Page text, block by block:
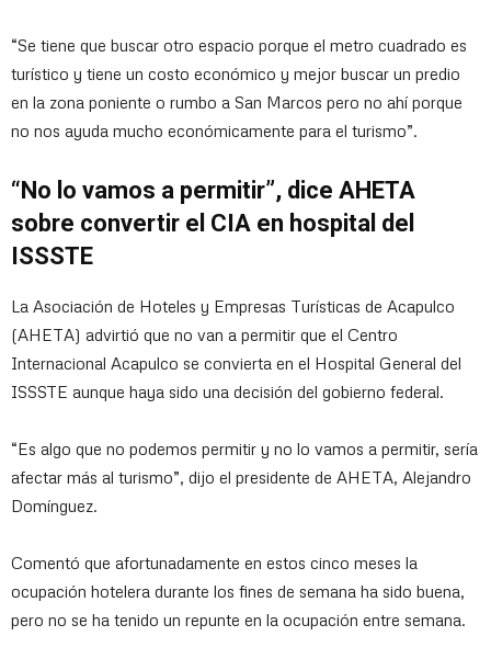
“Se tiene que buscar otro espacio porque el metro cuadrado es
turístico y tiene un costo económico y mejor buscar un predio
en la zona poniente o rumbo a San Marcos pero no ahí porque
no nos ayuda mucho económicamente para el turismo”.
“No lo vamos a permitir”, dice AHETA
sobre convertir el CIA en hospital del
ISSSTE
La Asociación de Hoteles y Empresas Turísticas de Acapulco
(AHETA) advirtió que no van a permitir que el Centro
Internacional Acapulco se convierta en el Hospital General del
ISSSTE aunque haya sido una decisión del gobierno federal.
“Es algo que no podemos permitir y no lo vamos a permitir, sería
afectar más al turismo”, dijo el presidente de AHETA, Alejandro
Domínguez.
Comentó que afortunadamente en estos cinco meses la
ocupación hotelera durante los fines de semana ha sido buena,
pero no se ha tenido un repunte en la ocupación entre semana.